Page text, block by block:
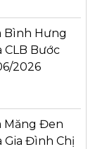
Bình Hưng
CLB Bước
2026
Măng Đen
Gia Đình Chị